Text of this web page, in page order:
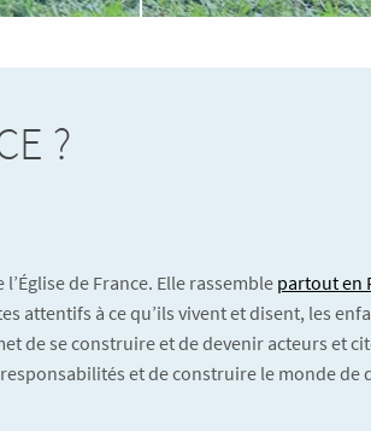
?
de France. Elle rassemble partout en
attentifs à ce qu’ils vivent et disent, les
de se construire et de devenir acteurs et
et de construire le monde de